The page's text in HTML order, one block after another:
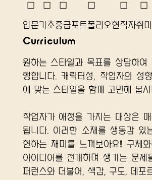
☐
입문
☐
기초
☐
중급
☐
포트폴리오
☐
​현직자
☐
취미
Curriculum
원하는 스타일과 목표를 상담하여
행합니다. 캐릭터성, 작업자의 성
에 맞는 스타일을 함께 고민해 봅시
작업자가 애정을 가지는 대상은
됩니다. 이러한 소재를 생동감 있
현하는 재미를 느껴보아요! 구체
아이디어를 전개하며 생기는 문제
퍼런스와 더불어, 색감, 구도, 데포